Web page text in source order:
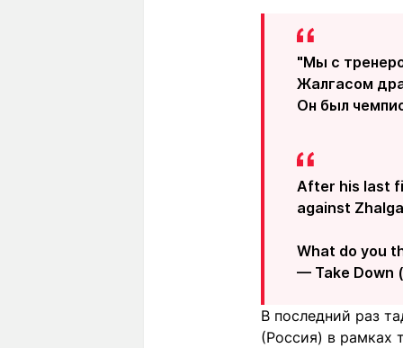
"Мы с
Жалгасом
Он был
After his last
against
What do you
— Take Down
В последний раз
(Россия) в рамках